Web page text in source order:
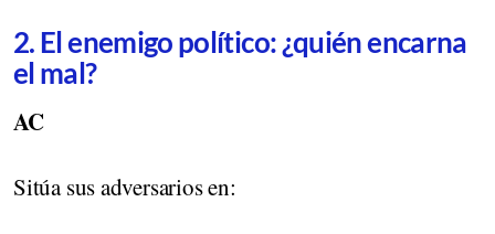
2. El enemigo político: ¿quién encarna
el mal?
AC
Sitúa sus adversarios en: